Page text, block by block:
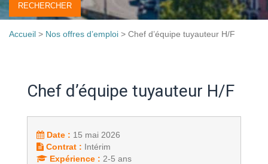
Accueil > Nos offres d’emploi > Chef d’équipe tuyauteur H/F
Chef d’équipe tuyauteur H/F
Date : 15 mai 2026
Contrat : Intérim
Expérience : 2-5 ans